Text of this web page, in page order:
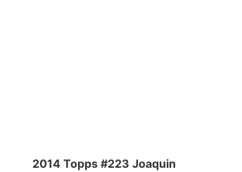
2014 Topps #223 Joaquin